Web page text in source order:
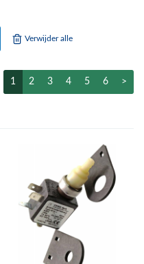
Verwijder alle
1 2 3 4 5 6 >